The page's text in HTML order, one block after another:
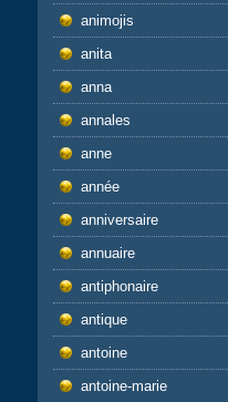
animojis
anita
anna
annales
anne
année
anniversaire
annuaire
antiphonaire
antique
antoine
antoine-marie